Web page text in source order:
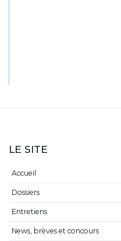
LE SITE
Accueil
Dossiers
Entretiens
News, brèves et concours